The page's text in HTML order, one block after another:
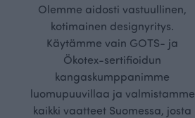
Olemme aidosti vastuullinen,
kotimainen designyritys.
Käytämme vain GOTS- ja
Ökotex-sertifioidun
kangaskumppanimme
luomupuuvillaa ja valmistamme
kaikki vaatteet Suomessa, josta